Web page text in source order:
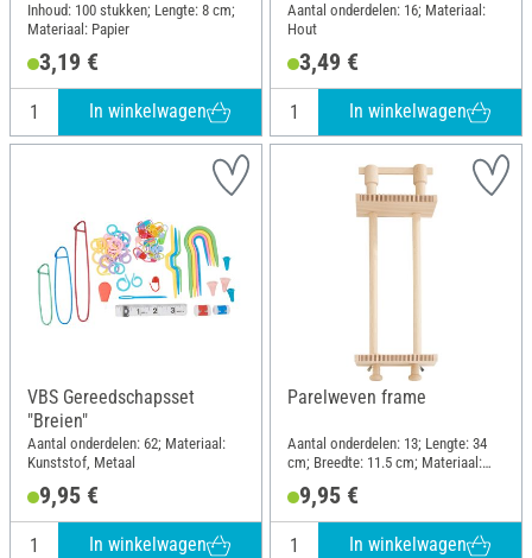
Inhoud: 100 stukken; Lengte: 8 cm;
Materiaal: Papier
3,19 €
In winkelwagen
Aantal onderdelen: 16; Materiaal:
Hout
3,49 €
In winkelwagen
VBS Gereedschapsset
"Breien"
Aantal onderdelen: 62; Materiaal:
Kunststof, Metaal
9,95 €
In winkelwagen
Parelweven frame
Aantal onderdelen: 13; Lengte: 34
cm; Breedte: 11.5 cm; Materiaal:
9,95 €
In winkelwagen